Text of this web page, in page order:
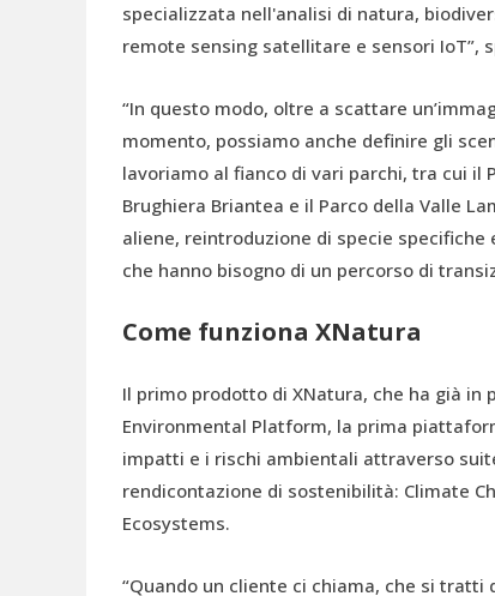
specializzata nell'analisi di natura,
remote sensing satellitare e sensori IoT”,
“In questo modo, oltre a scattare
momento, possiamo anche definire gli
lavoriamo al fianco di vari parchi, tra cui il
Brughiera Briantea e il Parco della Valle
aliene, reintroduzione di specie
che hanno bisogno di un percorso di
Come funziona XNatura
Il primo prodotto di XNatura, che ha già in
Environmental Platform, la prima
impatti e i rischi ambientali attraverso
rendicontazione di sostenibilità: Climate
Ecosystems.
“Quando un cliente ci chiama, che si